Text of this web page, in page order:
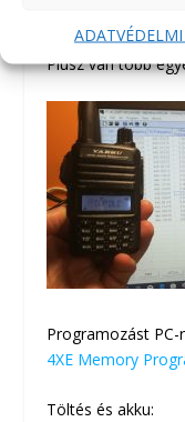
rögzítése .
Plusz van több
Programozást
4XE Memory
Töltés és akku: